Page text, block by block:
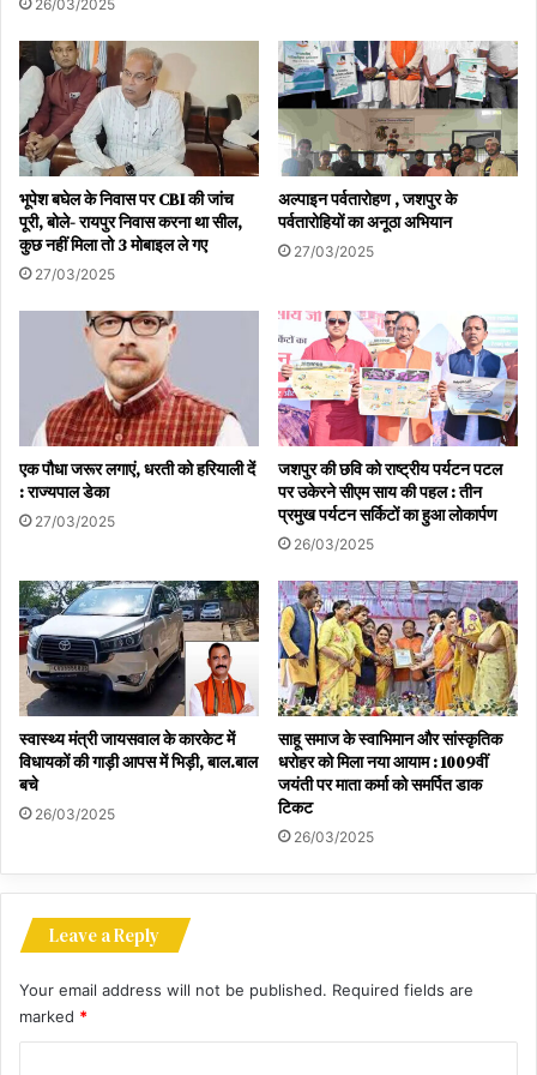
26/03/2025
भूपेश बघेल के निवास पर CBI की जांच
पूरी, बोले- रायपुर निवास करना था सील,
कुछ नहीं मिला तो 3 मोबाइल ले गए
27/03/2025
अल्पाइन पर्वतारोहण , जशपुर के
पर्वतारोहियों का अनूठा अभियान
27/03/2025
एक पौधा जरूर लगाएं, धरती को हरियाली दें
: राज्यपाल डेका
27/03/2025
जशपुर की छवि को राष्ट्रीय पर्यटन पटल
पर उकेरने सीएम साय की पहल : तीन
प्रमुख पर्यटन सर्किटों का हुआ लोकार्पण
26/03/2025
स्वास्थ्य मंत्री जायसवाल के कारकेट में
विधायकों की गाड़ी आपस में भिड़ी, बाल.बाल
बचे
26/03/2025
साहू समाज के स्वाभिमान और सांस्कृतिक
धरोहर को मिला नया आयाम : 1009वीं
जयंती पर माता कर्मा को समर्पित डाक
टिकट
26/03/2025
Leave a Reply
Your email address will not be published. Required fields are
marked *